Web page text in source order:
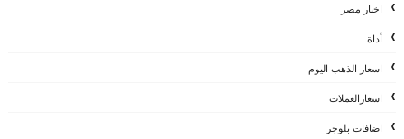
اخبار مصر
أداة
اسعار الذهب اليوم
اسعارالعملات
اضافات بلوجر